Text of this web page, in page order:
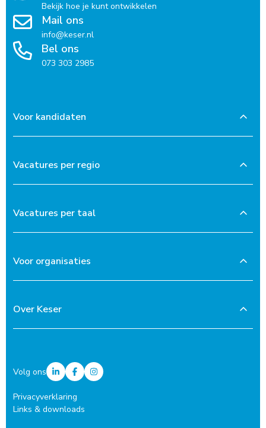
Bekijk hoe je kunt ontwikkelen
Mail ons
info@keser.nl
Bel ons
073 303 2985
Voor kandidaten
Vacatures per regio
Vacatures per taal
Voor organisaties
Over Keser
Privacyverklaring
Links & downloads
Volg ons